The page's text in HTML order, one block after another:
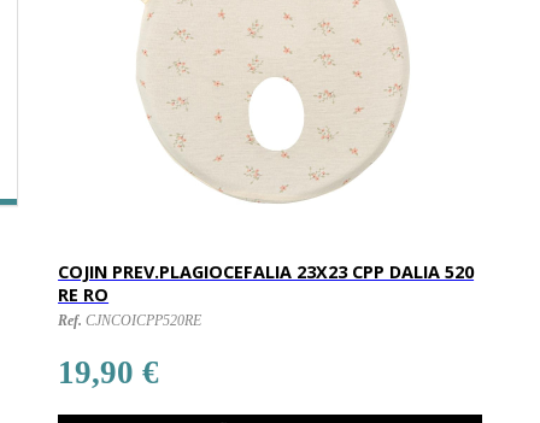
COJIN PREV.PLAGIOCEFALIA 23X23 CPP DALIA 520
RE RO
Ref. CJNCOICPP520RE
19,90 €